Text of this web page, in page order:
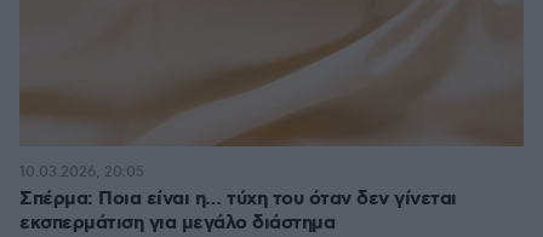
Σπέρμα: Ποια είναι η… τύχη του όταν δεν γίνεται
εκσπερμάτιση για μεγάλο διάστημα
10.03.2026, 20:05